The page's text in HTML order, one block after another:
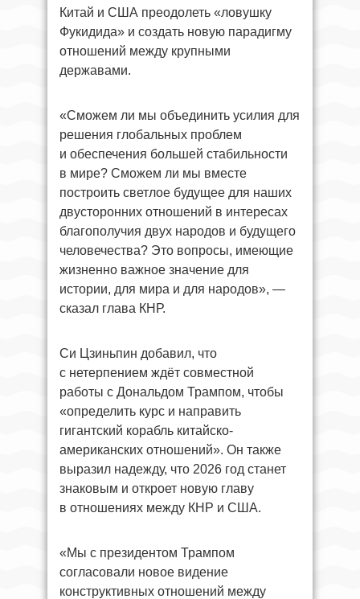
Китай и США преодолеть «ловушку
Фукидида» и создать новую парадигму
отношений между крупными
державами.
«Сможем ли мы объединить усилия для
решения глобальных проблем
и обеспечения большей стабильности
в мире? Сможем ли мы вместе
построить светлое будущее для наших
двусторонних отношений в интересах
благополучия двух народов и будущего
человечества? Это вопросы, имеющие
жизненно важное значение для
истории, для мира и для народов», —
сказал глава КНР.
Си Цзиньпин добавил, что
с нетерпением ждёт совместной
работы с Дональдом Трампом, чтобы
«определить курс и направить
гигантский корабль китайско-
американских отношений». Он также
выразил надежду, что 2026 год станет
знаковым и откроет новую главу
в отношениях между КНР и США.
«Мы с президентом Трампом
согласовали новое видение
конструктивных отношений между